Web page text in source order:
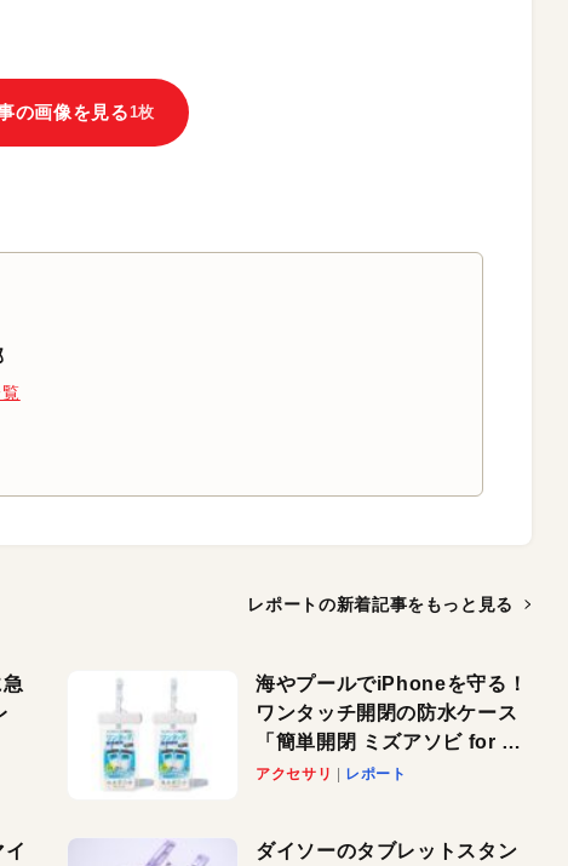
の画像を見る1枚
レポートの新着記事をもっと見る
海やプールでiPhoneを守る！
ワンタッチ開閉の防水ケース
「簡単開閉 ミズアソビ for ス
マホ」で夏のレジャーを満喫
アクセサリ レポート
ダイソーのタブレットスタン